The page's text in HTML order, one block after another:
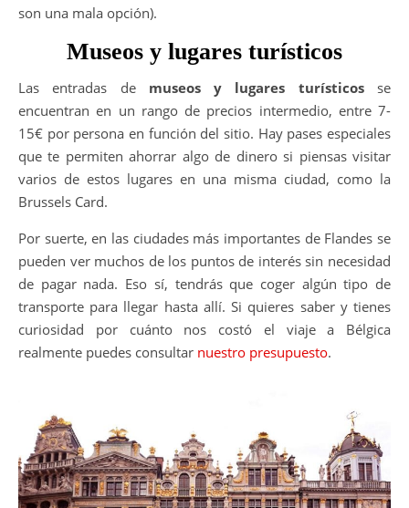
son una mala opción).
Museos y lugares turísticos
Las entradas de museos y lugares turísticosse
encuentran en un rango de precios intermedio, entre 7-
15€ por persona en función del sitio. Hay pases especiales
que te permiten ahorrar algo de dinero si piensas visitar
varios de estos lugares en una misma ciudad, como la
Brussels Card.
Por suerte, en las ciudades más importantes de Flandes se
pueden ver muchos de los puntos de interés sin necesidad
de pagar nada. Eso sí, tendrás que coger algún tipo de
transporte para llegar hasta allí. Si quieres saber y tienes
curiosidad por cuánto nos costó el viaje a Bélgica
realmente puedes consultar nuestro presupuesto.